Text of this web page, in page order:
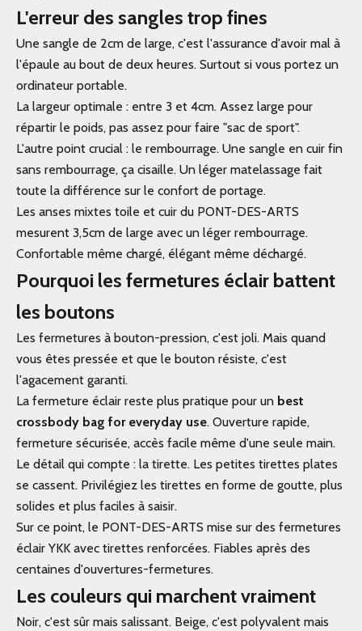
L'erreur des sangles trop fines
Une sangle de 2cm de large, c'est l'assurance d'avoir mal à
l'épaule au bout de deux heures. Surtout si vous portez un
ordinateur portable.
La largeur optimale : entre 3 et 4cm. Assez large pour
répartir le poids, pas assez pour faire "sac de sport".
L'autre point crucial : le rembourrage. Une sangle en cuir fin
sans rembourrage, ça cisaille. Un léger matelassage fait
toute la différence sur le confort de portage.
Les anses mixtes toile et cuir du PONT-DES-ARTS
mesurent 3,5cm de large avec un léger rembourrage.
Confortable même chargé, élégant même déchargé.
Pourquoi les fermetures éclair battent
les boutons
Les fermetures à bouton-pression, c'est joli. Mais quand
vous êtes pressée et que le bouton résiste, c'est
l'agacement garanti.
La fermeture éclair reste plus pratique pour un best
crossbody bag for everyday use. Ouverture rapide,
fermeture sécurisée, accès facile même d'une seule main.
Le détail qui compte : la tirette. Les petites tirettes plates
se cassent. Privilégiez les tirettes en forme de goutte, plus
solides et plus faciles à saisir.
Sur ce point, le PONT-DES-ARTS mise sur des fermetures
éclair YKK avec tirettes renforcées. Fiables après des
centaines d'ouvertures-fermetures.
Les couleurs qui marchent vraiment
Noir, c'est sûr mais salissant. Beige, c'est polyvalent mais